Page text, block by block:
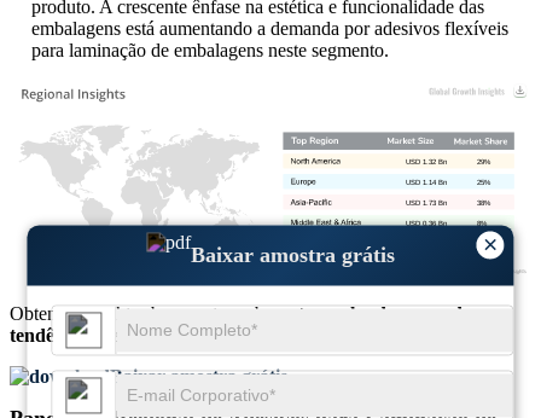
×
Baixar amostra grátis
produto. A crescente ênfase na estética e funcionalidade das
embalagens está aumentando a demanda por adesivos flexíveis
para laminação de embalagens neste segmento.
8%
USD 0.36 Bn
38%
USD 1.73 Bn
25%
USD 1.14 Bn
29%
USD 1.32 Bn
Obtenha insights abrangentes sobre o tamanho do mercado
tendências de crescimento
Baixar amostra grátis